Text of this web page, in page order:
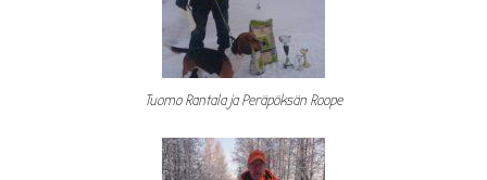
Tuomo Rantala ja Peräpöksän Roope